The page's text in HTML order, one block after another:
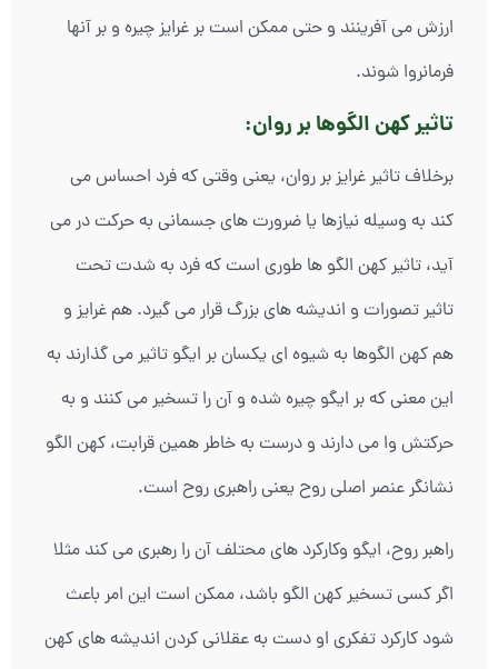
ارزش می آفرینند و حتی ممکن است بر غرایز چیره و بر آنها
فرمانروا شوند.
تاثیر کهن الگوها بر روان:
برخلاف تاثیر غرایز بر روان، یعنی وقتی که فرد احساس می
کند به وسیله نیازها یا ضرورت های جسمانی به حرکت در می
آید، تاثیر کهن الگو ها طوری است که فرد به شدت تحت
تاثیر تصورات و اندیشه های بزرگ قرار می گیرد. هم غرایز و
هم کهن الگوها به شیوه ای یکسان بر ایگو تاثیر می گذارند به
این معنی که بر ایگو چیره شده و آن را تسخیر می کنند و به
حرکتش وا می دارند و درست به خاطر همین قرابت، کهن الگو
نشانگر عنصر اصلی روح یعنی راهبری روح است.
راهبر روح، ایگو وکارکرد های محتلف آن را رهبری می کند مثلا
اگر کسی تسخیر کهن الگو باشد، ممکن است این امر باعث
شود کارکرد تفکری او دست به عقلانی کردن اندیشه های کهن